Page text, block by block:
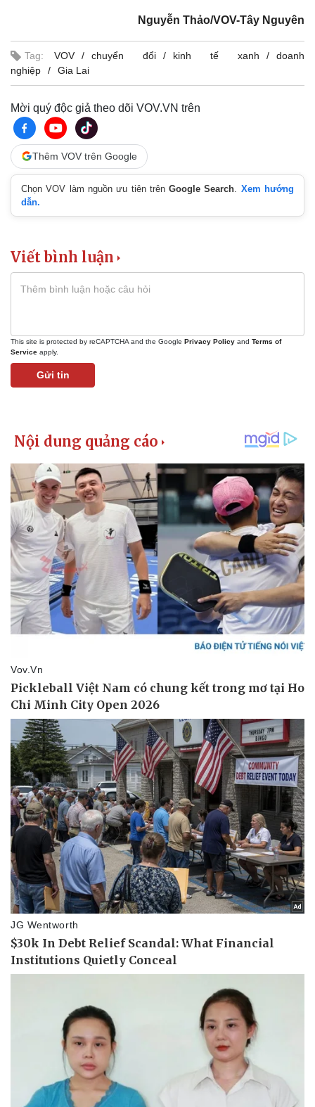
Pháp luật
Vụ án
Tin nóng
Tư vấn luật
Quân sự - Quốc phòng
Vũ khí
Phân tích
Nguyễn Thảo/VOV-Tây Nguyên
Tag: VOV chuyển đổi kinh tế xanh
doanh
nghiệp
Gia Lai
Mời quý độc giả theo dõi VOV.VN trên
Thêm VOV trên Google
Chọn VOV làm nguồn ưu tiên trênGoogle Search
Xem hướng
dẫn.
Viết bình luận
This site is protected by reCAPTCHA and the Google Privacy Policy and Terms of
Service apply.
Gửi tin